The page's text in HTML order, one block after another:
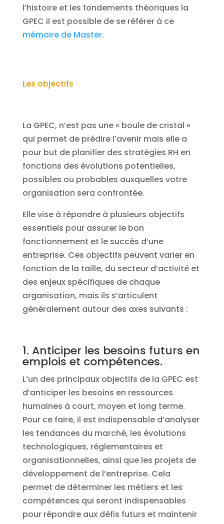
l’histoire et les fondements théoriques la
GPEC il est possible de se référer à ce
mémoire de Master.
Les objectifs
La GPEC, n’est pas une « boule de cristal »
qui permet de prédire l’avenir mais elle a
pour but de planifier des stratégies RH en
fonctions des évolutions potentielles,
possibles ou probables auxquelles votre
organisation sera confrontée.
Elle vise à répondre à plusieurs objectifs
essentiels pour assurer le bon
fonctionnement et le succès d’une
entreprise. Ces objectifs peuvent varier en
fonction de la taille, du secteur d’activité et
des enjeux spécifiques de chaque
organisation, mais ils s’articulent
généralement autour des axes suivants :
1. Anticiper les besoins futurs en
emplois et compétences.
L’un des principaux objectifs de la GPEC est
d’anticiper les besoins en ressources
humaines à court, moyen et long terme.
Pour ce faire, il est indispensable d’analyser
les tendances du marché, les évolutions
technologiques, réglementaires et
organisationnelles, ainsi que les projets de
développement de l’entreprise. Cela
permet de déterminer les métiers et les
compétences qui seront indispensables
pour répondre aux défis futurs et maintenir